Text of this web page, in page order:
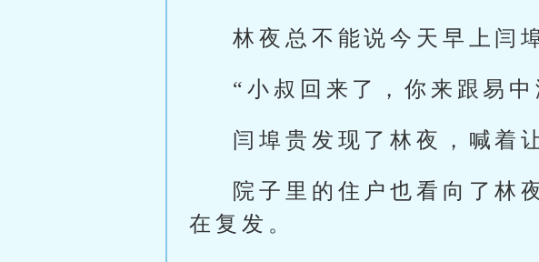
林夜总不能说今天早上闫
“小叔回来了，你来跟易
闫埠贵发现了林夜，喊着
院子里的住户也看向了林
在复发。